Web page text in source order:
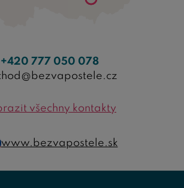
+420 777 050 078
všechny kontakty
www.bezvapostele.sk